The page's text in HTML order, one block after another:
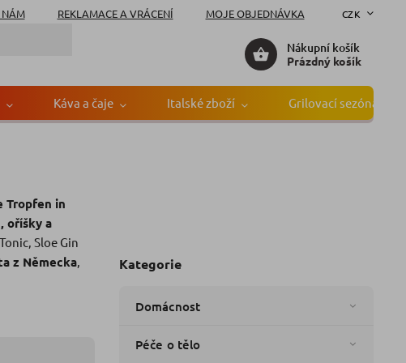
NÁM REKLAMACE A VRÁCENÍ MOJE OBJEDNÁVKA CZK
Nákupní košík
Prázdný košík
Káva a čaje Italské zboží Grilovací sezóna
Kategorie
Domácnost
Péče o tělo
Značka:Trumpf
Tropfen in
oříšky a
Sloe Gin
z Německa,